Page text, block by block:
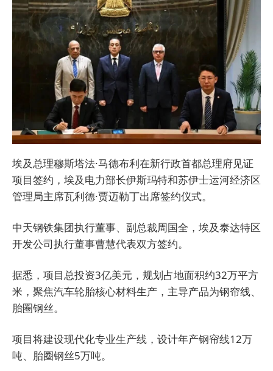
埃及总理穆斯塔法·马德布利在新行政首都总理府见证
项目签约，埃及电力部长伊斯玛特和苏伊士运河经济区
管理局主席瓦利德·贾迈勒丁出席签约仪式。
中天钢铁集团执行董事、副总裁周国全，埃及泰达特区
开发公司执行董事曹慧代表双方签约。
据悉，项目总投资3亿美元，规划占地面积约32万平方
米，聚焦汽车轮胎核心材料生产，主导产品为钢帘线、
胎圈钢丝。
项目将建设现代化专业生产线，设计年产钢帘线12万
吨、胎圈钢丝5万吨。